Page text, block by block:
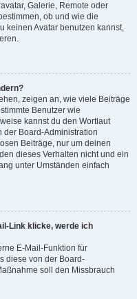
Galerie, Remote oder
ob und wie die
keinen Avatar benutzen kannst,
zeigen an, wie viele Beiträge
Benutzer wie
kannst du den Wortlaut
der Board-Administration
Beiträge, nur um deinen
dieses Verhalten nicht und ein
unter Umständen einfach
Link klicke, werde ich
E-Mail-Funktion für
diese von der Board-
soll den Missbrauch